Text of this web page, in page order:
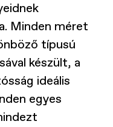
Minden méret
típusú
készült, a
ideális
egyes